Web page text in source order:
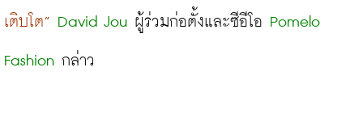
เติบโต” David Jou ผู้ร่วมก่อตั้งและซีอีโอ Pomelo
Fashion กล่าว